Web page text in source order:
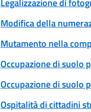
Legalizzazione di
Modifica della
Mutamento nella
Occupazione di suolo
Occupazione di suolo
Ospitalità di cittadini